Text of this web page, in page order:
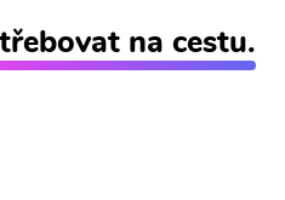
na cestu.